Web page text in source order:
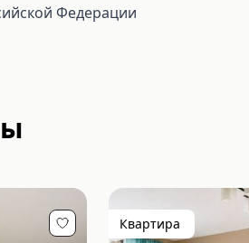
Федерации
Квартира